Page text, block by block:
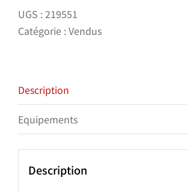
UGS :219551
Catégorie :Vendus
Description
Equipements
Description